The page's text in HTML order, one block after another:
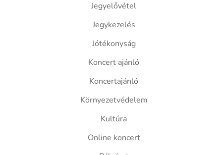
Jegyelővétel
Jegykezelés
Jótékonyság
Koncert ajánló
Koncertajánló
Környezetvédelem
Kultúra
Online koncert